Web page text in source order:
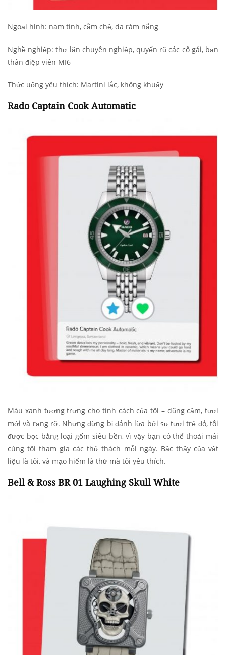
Ngoại hình: nam tính, cằm chẻ, da rám nắng
Nghề nghiệp: thợ lặn chuyên nghiệp, quyến rũ các cô gái, bạn
thân điệp viên MI6
Thức uống yêu thích: Martini lắc, không khuấy
Rado Captain Cook Automatic
Màu xanh tượng trưng cho tính cách của tôi – dũng cảm, tươi
mới và rạng rỡ. Nhưng đừng bị đánh lừa bởi sự tươi trẻ đó, tôi
được bọc bằng loại gốm siêu bền, vì vậy bạn có thể thoải mái
cùng tôi tham gia các thử thách mỗi ngày. Bậc thầy của vật
liệu là tôi, và mạo hiểm là thứ mà tôi yêu thích.
Bell & Ross BR 01 Laughing Skull White